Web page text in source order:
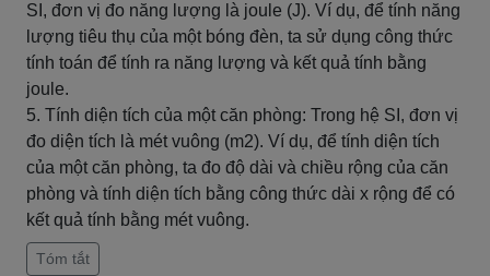
SI, đơn vị đo năng lượng là joule (J). Ví dụ, để tính năng
lượng tiêu thụ của một bóng đèn, ta sử dụng công thức
tính toán để tính ra năng lượng và kết quả tính bằng
joule.
5. Tính diện tích của một căn phòng: Trong hệ SI, đơn vị
đo diện tích là mét vuông (m2). Ví dụ, để tính diện tích
của một căn phòng, ta đo độ dài và chiều rộng của căn
phòng và tính diện tích bằng công thức dài x rộng để có
kết quả tính bằng mét vuông.
Tóm tắt